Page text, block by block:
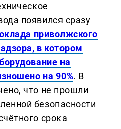
появился сразу
приволжского
в котором
на
на 90%. В
что не прошли
безопасности
срока